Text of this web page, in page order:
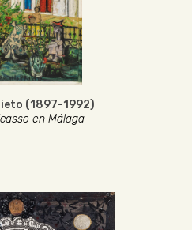
(1897-1992)
en Málaga